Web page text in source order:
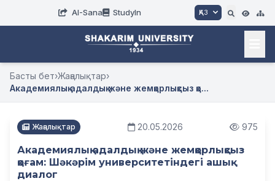
AI-Sana StudyIn ҚАЗ
Басты бет›Жаңалықтар›
Академиялық адалдық және жемқорлықсыз қо...
Жаңалықтар 20.05.2026 975
Академиялық адалдық және жемқорлықсыз
қоғам: Шәкәрім университетіндегі ашық
диалог